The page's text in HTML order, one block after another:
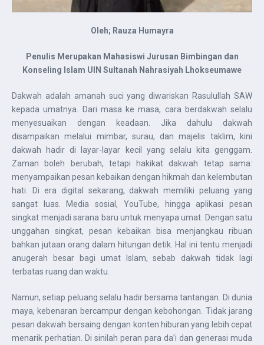
Oleh; Rauza Humayra
Penulis Merupakan Mahasiswi Jurusan Bimbingan dan
Konseling Islam UIN Sultanah Nahrasiyah Lhokseumawe
Dakwah adalah amanah suci yang diwariskan Rasulullah SAW
kepada umatnya. Dari masa ke masa, cara berdakwah selalu
menyesuaikan dengan keadaan. Jika dahulu dakwah
disampaikan melalui mimbar, surau, dan majelis taklim, kini
dakwah hadir di layar-layar kecil yang selalu kita genggam.
Zaman boleh berubah, tetapi hakikat dakwah tetap sama:
menyampaikan pesan kebaikan dengan hikmah dan kelembutan
hati. Di era digital sekarang, dakwah memiliki peluang yang
sangat luas. Media sosial, YouTube, hingga aplikasi pesan
singkat menjadi sarana baru untuk menyapa umat. Dengan satu
unggahan singkat, pesan kebaikan bisa menjangkau ribuan
bahkan jutaan orang dalam hitungan detik. Hal ini tentu menjadi
anugerah besar bagi umat Islam, sebab dakwah tidak lagi
terbatas ruang dan waktu.
Namun, setiap peluang selalu hadir bersama tantangan. Di dunia
maya, kebenaran bercampur dengan kebohongan. Tidak jarang
pesan dakwah bersaing dengan konten hiburan yang lebih cepat
menarik perhatian. Di sinilah peran para da’i dan generasi muda